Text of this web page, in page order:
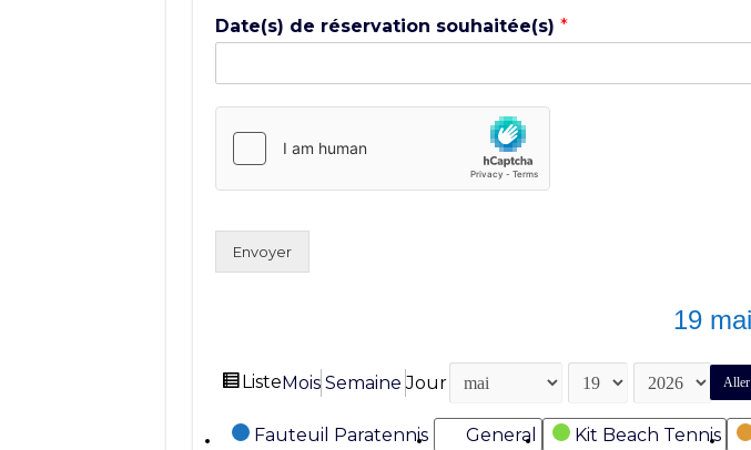
Date(s) de réservation souhaitée(s) *
Envoyer
19
Vue
ListeMois Semaine Jour Mois
Jour
Année
Catégories
Fauteuil Paratennis General Kit Beach Tennis